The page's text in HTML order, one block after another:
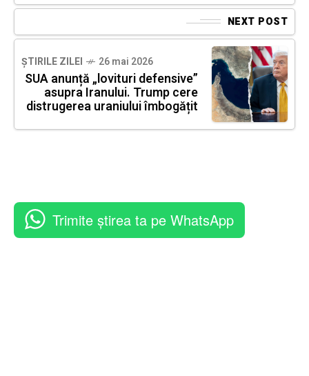
NEXT POST
ȘTIRILE ZILEI 26 mai 2026
SUA anunță „lovituri defensive”
asupra Iranului. Trump cere
distrugerea uraniului îmbogățit
Trimite știrea ta pe WhatsApp